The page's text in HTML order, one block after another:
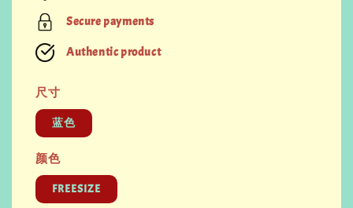
Secure payments
Authentic product
尺寸
蓝色
颜色
FREESIZE